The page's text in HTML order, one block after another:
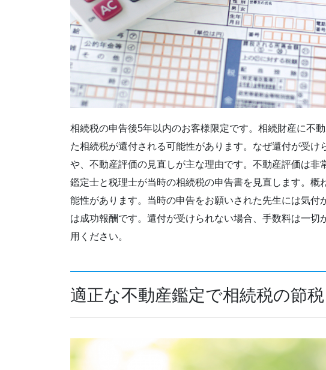
相続税の申告後5年以内のお客様限定です。相続財産に不
た相続税が還付される可能性があります。なぜ還付が受け
や、不動産評価の見直しが主な理由です。不動産評価は非
鑑定士と税理士が当時の相続税の申告書を見直します。
能性があります。当時の申告をお願いされた先生には気付
は成功報酬です。還付が受けられない場合、手数料は一切
用ください。
適正な不動産鑑定で相続税の節税